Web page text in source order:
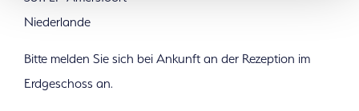
Niederlande
Bitte melden Sie sich bei Ankunft an der Rezeption im
Erdgeschoss an.